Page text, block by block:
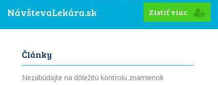
NávštevaLekára.sk
Zistiť viac
Články
Nezabúdajte na dôležitú kontrolu znamienok